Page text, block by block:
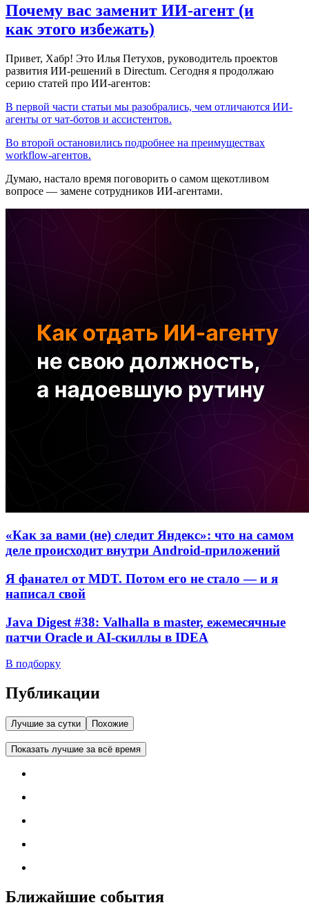
Почему вас заменит ИИ‑агент (и
как этого избежать)
Привет, Хабр! Это Илья Петухов, руководитель проектов
развития ИИ-решений в Directum. Сегодня я продолжаю
серию статей про ИИ-агентов:
В первой части статьи мы разобрались, чем отличаются ИИ-
агенты от чат-ботов и ассистентов.
Во второй остановились подробнее на преимуществах
workflow-агентов.
Думаю, настало время поговорить о самом щекотливом
вопросе — замене сотрудников ИИ-агентами.
«Как за вами (не) следит Яндекс»: что на самом
деле происходит внутри Android-приложений
Я фанател от MDT. Потом его не стало — и я
написал свой
Java Digest #38: Valhalla в master, ежемесячные
патчи Oracle и AI-скиллы в IDEA
В подборку
Публикации
Лучшие за сутки Похожие
Показать лучшие за всё время
Ближайшие события